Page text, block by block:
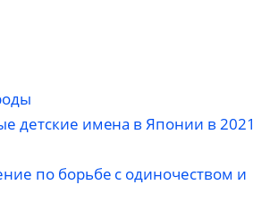
детские имена в Японии в 2021
по борьбе с одиночеством и